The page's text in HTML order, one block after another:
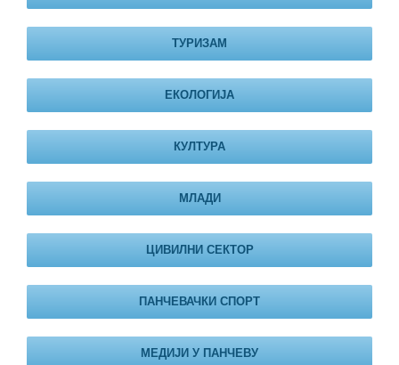
ТУРИЗАМ
ЕКОЛОГИЈА
КУЛТУРА
МЛАДИ
ЦИВИЛНИ СЕКТОР
ПАНЧЕВАЧКИ СПОРТ
МЕДИЈИ У ПАНЧЕВУ